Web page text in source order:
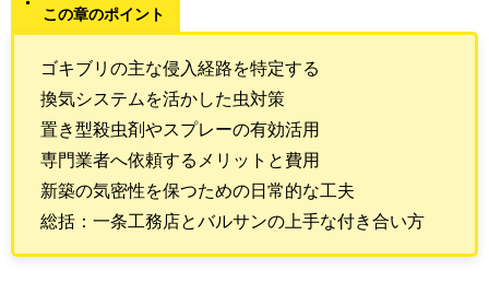
この章のポイント
ゴキブリの主な侵入経路を特定する
換気システムを活かした虫対策
置き型殺虫剤やスプレーの有効活用
専門業者へ依頼するメリットと費用
新築の気密性を保つための日常的な工夫
総括：一条工務店とバルサンの上手な付き合い方